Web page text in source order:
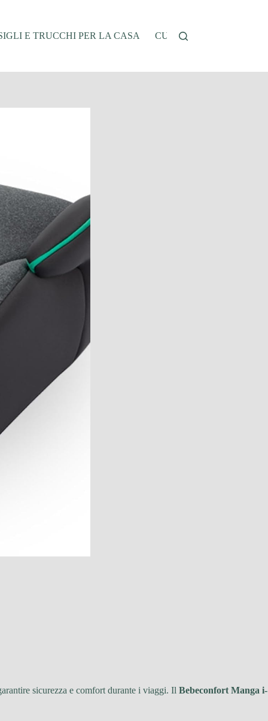
E TRUCCHI PER LA CASA CUCINA E RICETTE
sicurezza e comfort durante i viaggi. Il Bebeconfort Manga i-